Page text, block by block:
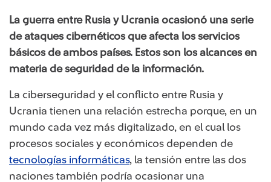
La guerra entre Rusia y Ucrania ocasionó una serie
de ataques cibernéticos que afecta los servicios
básicos de ambos países. Estos son los alcances en
materia de seguridad de la información.
La ciberseguridad y el conflicto entre Rusia y
Ucrania tienen una relación estrecha porque, en un
mundo cada vez más digitalizado, en el cual los
procesos sociales y económicos dependen de
tecnologías informáticas, la tensión entre las dos
naciones también podría ocasionar una